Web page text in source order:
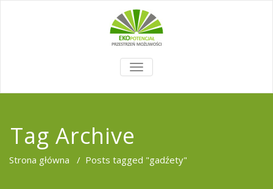
TOGGLE
NAVIGATION
Tag Archive
Strona główna / Posts tagged "gadźety"